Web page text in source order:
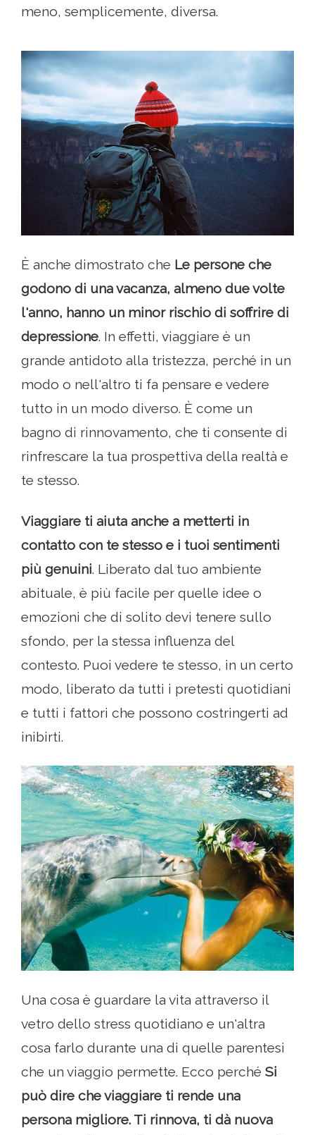
meno, semplicemente, diversa.
È anche dimostrato che Le persone che
godono di una vacanza, almeno due volte
l'anno, hanno un minor rischio di soffrire di
depressione. In effetti, viaggiare è un
grande antidoto alla tristezza, perché in un
modo o nell'altro ti fa pensare e vedere
tutto in un modo diverso. È come un
bagno di rinnovamento, che ti consente di
rinfrescare la tua prospettiva della realtà e
te stesso.
Viaggiare ti aiuta anche a metterti in
contatto con te stesso e i tuoi sentimenti
più genuini. Liberato dal tuo ambiente
abituale, è più facile per quelle idee o
emozioni che di solito devi tenere sullo
sfondo, per la stessa influenza del
contesto. Puoi vedere te stesso, in un certo
modo, liberato da tutti i pretesti quotidiani
e tutti i fattori che possono costringerti ad
inibirti.
Una cosa è guardare la vita attraverso il
vetro dello stress quotidiano e un'altra
cosa farlo durante una di quelle parentesi
che un viaggio permette. Ecco perché Si
può dire che viaggiare ti rende una
persona migliore. Ti rinnova, ti dà nuova